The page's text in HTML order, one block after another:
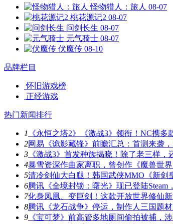
怪物猎人：旅人 08-07
桃花源记2 08-07
问剑长生 08-07
元气骑士 08-07
伏魔传 08-10
品牌栏目
怀旧游戏榜
正经游戏
热门新闻排行
1
《永恒之塔2》《激战3》领衔！NC携多
2网易《诡影藏锋》前瞻汇总：首测来袭
3 《激战3》首发种族揭晓！除了老三样，
4暴雪资深作曲家离职，曾创作《魔兽世
5清冷剑仙大白腿！韩国武侠MMO《新剑
6腾讯《全境封锁：曙光》现已登陆Steam
7化身凤凰、变巨剑！这款开放世界修仙
8腾讯《龙石战争》停运，制作人三国题
9 《宝可梦》前高管多地厕间偷拍被捕，